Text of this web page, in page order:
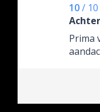
10/ 10
Prima